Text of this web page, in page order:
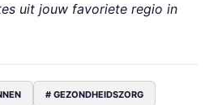
uit jouw favoriete regio in
# GEZONDHEIDSZORG